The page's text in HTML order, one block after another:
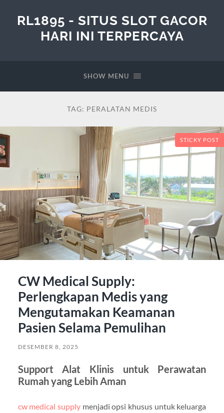
RL1895 - SITUS SLOT GACOR
HARI INI TERPERCAYA
SHOW MENU
TAG: PERALATAN MEDIS
STICKY POST
CW Medical Supply:
Perlengkapan Medis yang
Mengutamakan Keamanan
Pasien Selama Pemulihan
DESEMBER 8, 2025
Support Alat Klinis untuk Perawatan
Rumah yang Lebih Aman
cw medical supply menjadi opsi khusus untuk keluarga